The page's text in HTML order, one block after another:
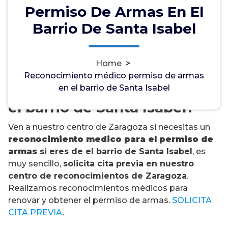
Permiso De Armas En El
Barrio De Santa Isabel
Home >
Reconocimiento médico permiso de armas
en el barrio de Santa Isabel
¿Necesitas un
reconocimiento médico
para el permiso de armas en
el barrio de Santa Isabel?
Ven a nuestro centro de Zaragoza si necesitas un
reconocimiento medico para el permiso de
armas si eres de el barrio de Santa Isabel, es
muy sencillo, solicita cita previa en nuestro
centro de reconocimientos de Zaragoza.
Realizamos reconocimientos médicos para
renovar y obtener el permiso de armas. SOLICITA
CITA PREVIA.